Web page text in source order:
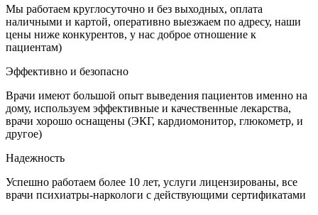
Мы работаем круглосуточно и без выходных, оплата
наличными и картой, оперативно выезжаем по адресу, наши
цены ниже конкурентов, у нас доброе отношение к
пациентам)
Эффективно и безопасно
Врачи имеют большой опыт выведения пациентов именно на
дому, используем эффективные и качественные лекарства,
врачи хорошо оснащены (ЭКГ, кардиомонитор, глюкометр, и
другое)
Надежность
Успешно работаем более 10 лет, услуги лицензированы, все
врачи психиатры-наркологи с действующими сертификатами